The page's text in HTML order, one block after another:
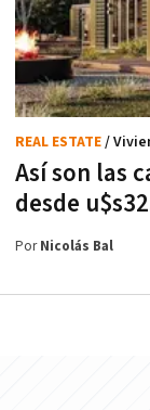
Así son las
desde
REAL ESTATE/
PorNicolás Bal